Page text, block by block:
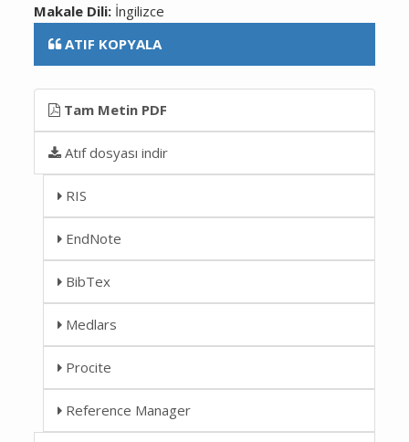
Makale Dili: İngilizce
ATIF KOPYALA
Tam Metin PDF
Atıf dosyası indir
RIS
EndNote
BibTex
Medlars
Procite
Reference Manager